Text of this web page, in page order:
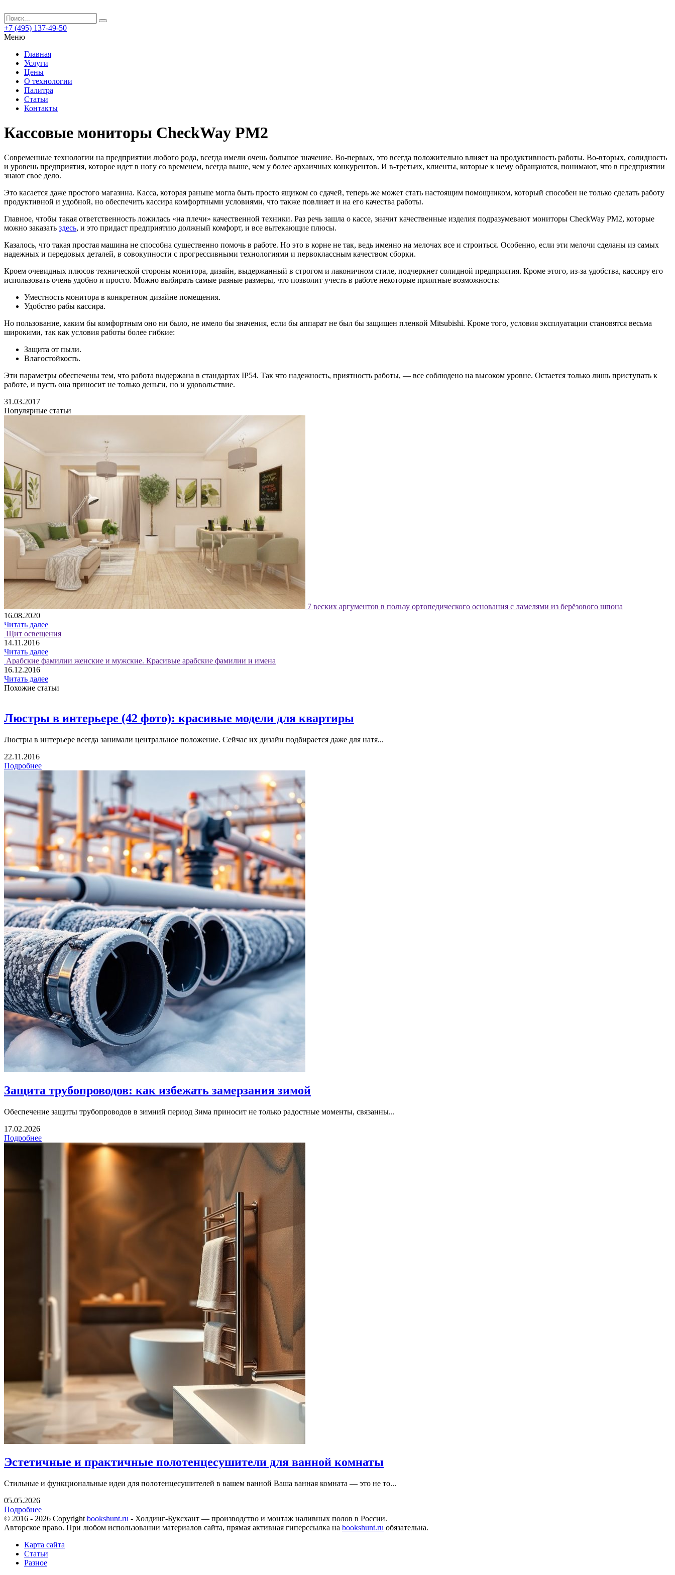
+7 (495) 137-49-50
Меню
Главная
Услуги
Цены
О технологии
Палитра
Статьи
Контакты
Кассовые мониторы CheckWay PM2
Современные технологии на предприятии любого рода, всегда имели очень большое значение. Во-первых, это всегда положительно влияет на продуктивность работы. Во-вторых, солидность
и уровень предприятия, которое идет в ногу со временем, всегда выше, чем у более архаичных конкурентов. И в-третьих, клиенты, которые к нему обращаются, понимают, что в предприятии
знают свое дело.
Это касается даже простого магазина. Касса, которая раньше могла быть просто ящиком со сдачей, теперь же может стать настоящим помощником, который способен не только сделать работу
продуктивной и удобной, но обеспечить кассира комфортными условиями, что также повлияет и на его качества работы.
Главное, чтобы такая ответственность ложилась «на плечи» качественной техники. Раз речь зашла о кассе, значит качественные изделия подразумевают мониторы CheckWay PM2, которые
можно заказать здесь, и это придаст предприятию должный комфорт, и все вытекающие плюсы.
Казалось, что такая простая машина не способна существенно помочь в работе. Но это в корне не так, ведь именно на мелочах все и строиться. Особенно, если эти мелочи сделаны из самых
надежных и передовых деталей, в совокупности с прогрессивными технологиями и первоклассным качеством сборки.
Кроем очевидных плюсов технической стороны монитора, дизайн, выдержанный в строгом и лаконичном стиле, подчеркнет солидной предприятия. Кроме этого, из-за удобства, кассиру его
использовать очень удобно и просто. Можно выбирать самые разные размеры, что позволит учесть в работе некоторые приятные возможность:
Уместность монитора в конкретном дизайне помещения.
Удобство рабы кассира.
Но пользование, каким бы комфортным оно ни было, не имело бы значения, если бы аппарат не был бы защищен пленкой Mitsubishi. Кроме того, условия эксплуатации становятся весьма
широкими, так как условия работы более гибкие:
Защита от пыли.
Влагостойкость.
Эти параметры обеспечены тем, что работа выдержана в стандартах IP54. Так что надежность, приятность работы, — все соблюдено на высоком уровне. Остается только лишь приступать к
работе, и пусть она приносит не только деньги, но и удовольствие.
31.03.2017
Популярные статьи
7 веских аргументов в пользу ортопедического основания с ламелями из берёзового шпона
16.08.2020
Читать далее
Щит освещения
14.11.2016
Читать далее
Арабские фамилии женские и мужские. Красивые арабские фамилии и имена
16.12.2016
Читать далее
Похожие статьи
Люстры в интерьере (42 фото): красивые модели для квартиры
Люстры в интерьере всегда занимали центральное положение. Сейчас их дизайн подбирается даже для натя...
22.11.2016
Подробнее
Защита трубопроводов: как избежать замерзания зимой
Обеспечение защиты трубопроводов в зимний период Зима приносит не только радостные моменты, связанны...
17.02.2026
Подробнее
Эстетичные и практичные полотенцесушители для ванной комнаты
Стильные и функциональные идеи для полотенцесушителей в вашем ванной Ваша ванная комната — это не то...
05.05.2026
Подробнее
© 2016 - 2026 Copyright bookshunt.ru - Холдинг-Буксхант — производство и монтаж наливных полов в России.
Авторское право. При любом использовании материалов сайта, прямая активная гиперссылка на bookshunt.ru обязательна.
Карта сайта
Статьи
Разное